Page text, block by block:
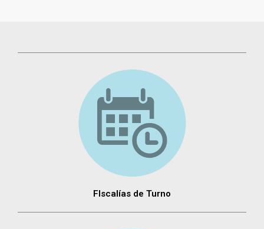
FIscalías de Turno